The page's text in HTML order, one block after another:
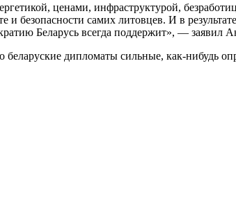
ценами, инфраструктурой,
и безопасности самих литовцев. И в
Беларусь всегда поддержит», — заявил
дипломаты сильные, как-нибудь